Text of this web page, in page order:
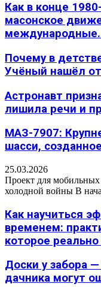
Как в конце
масонское
Почему в
Учёный нашёл
Астронавт
лишила речи и
МАЗ-7907:
шасси,
25.03.2026
Проект для
холодной войны В
Как научиться
временем:
которое
Доски у забора
дачника могут